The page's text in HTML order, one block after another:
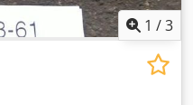
1 /3